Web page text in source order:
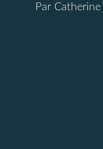
Par Catherine